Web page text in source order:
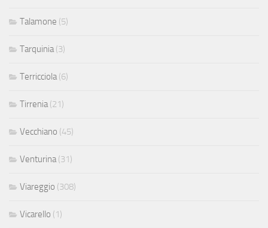
Talamone (5)
Tarquinia (3)
Terricciola (6)
Tirrenia (21)
Vecchiano (45)
Venturina (31)
Viareggio (308)
Vicarello (1)